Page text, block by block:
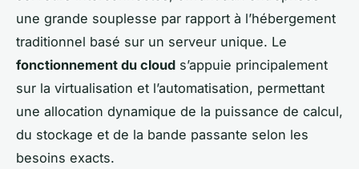
une grande souplesse par rapport à l’hébergement
traditionnel basé sur un serveur unique. Le
fonctionnement du cloud s’appuie principalement
sur la virtualisation et l’automatisation, permettant
une allocation dynamique de la puissance de calcul,
du stockage et de la bande passante selon les
besoins exacts.